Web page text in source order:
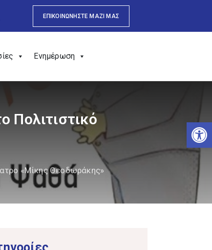
ΕΠΙΚΟΙΝΩΝΗΣΤΕ ΜΑΖΙ ΜΑΣ
Ενημέρωση
Πολιτιστικό
«Μίκης Θεοδωράκης»